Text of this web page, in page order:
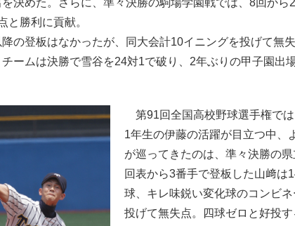
決めた。さらに、準々決勝の駒場学園戦では、8回から
と勝利に貢献。
の登板はなかったが、同大会計10イニングを投げて無
ームは決勝で雪谷を24対1で破り、2年ぶりの甲子園出
第91回全国高校野球選手権で
1年生の伊藤の活躍が目立つ中、
が巡ってきたのは、準々決勝の
回表から3番手で登板した山﨑は
球、キレ味鋭い変化球のコンビ
投げて無失点。四球ゼロと好投